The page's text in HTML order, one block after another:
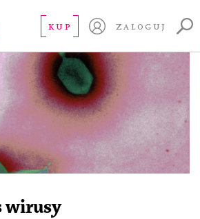
KUP ZALOGUJ
wirusy